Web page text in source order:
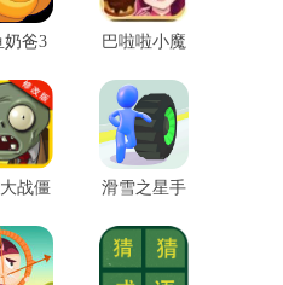
奶爸3
版
巴啦啦小魔
仙蛋糕游戏
战僵
星破
版
滑雪之星手
机版